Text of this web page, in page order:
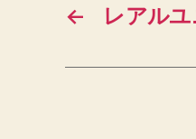
← レアル